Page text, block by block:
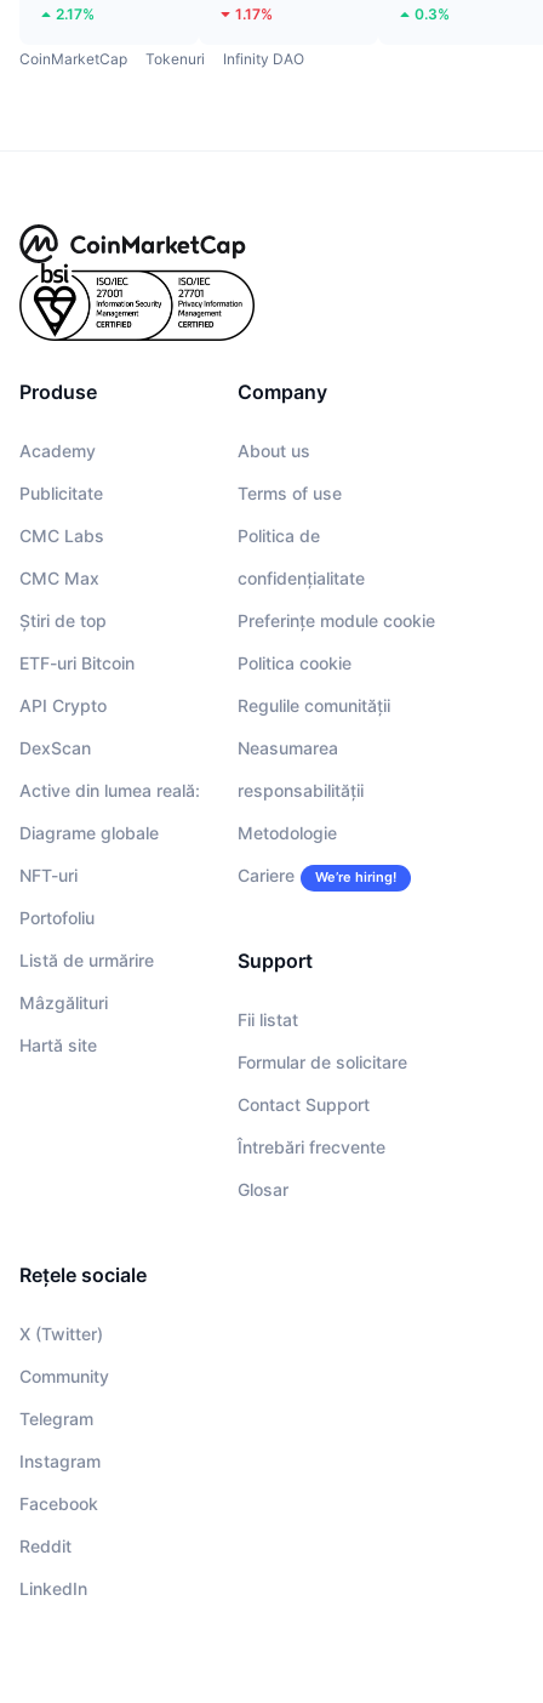
2.17% 1.17% 0.3%
CoinMarketCap Tokenuri Infinity DAO
Produse
Academy
Publicitate
CMC Labs
CMC Max
Știri de top
ETF-uri Bitcoin
API Crypto
DexScan
Active din lumea reală:
Diagrame globale
NFT-uri
Portofoliu
Listă de urmărire
Mâzgălituri
Hartă site
Company
About us
Terms of use
Politica de
confidențialitate
Preferințe module cookie
Politica cookie
Regulile comunității
Neasumarea
responsabilității
Metodologie
Cariere We’re hiring!
Support
Fii listat
Formular de solicitare
Contact Support
Întrebări frecvente
Glosar
Rețele sociale
X (Twitter)
Community
Telegram
Instagram
Facebook
Reddit
LinkedIn